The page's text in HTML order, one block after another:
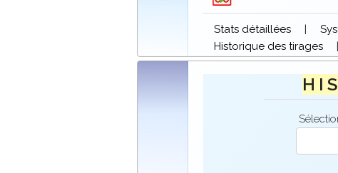
Stats détaillées |
Historique des tirages
|
H I